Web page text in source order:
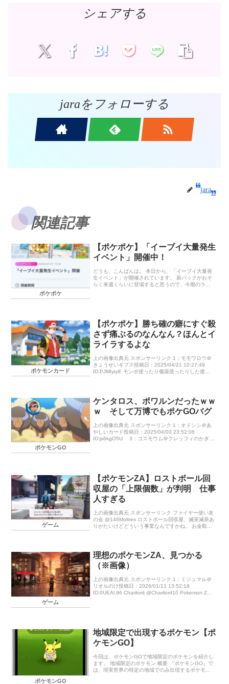
シェアする
jaraをフォローする
jara
関連記事
ポケポケ
【ポケポケ】「イーブイ大量発生
イベント」開催中！
どうも、こんばんは。 本日から、「イーブイ大量発
生イベント」が開催されています。 新パックがおそ
らく来週くらいに登場すると思うので、今期のラス
イ大量発生イベント 開催期間 2025年7月21日（月）
15：00～7月30日（水）14：59 登場するカード レ
アチャレンジ イーブイex（「イーブイガーデン」収
録） ニンフィアex（「イーブイガーデン」収録…
ポケモンカード
【ポケポケ】勝ち確の癖にすぐ殺
さず痛ぶるのなんなん？ほんとイ
ライラするよな
上の画像出典元 スポンサーリンク 1：モモワロウ＠
きょうせいギプス投稿日：2025/04/21 10:27:49
ID:PJMIytyE モンボ使ったり傷薬使ったりした後レ
ポケモンGO
ケンタロス、ポワルンだったｗｗ
ｗ そして万博でもポケGOバグ
上の画像出典元 スポンサーリンク 1：オドシシ＠あ
やしいカード投稿日：2025/04/03 23:52:06
ID:js6kgO5U ⠀ 3：コスモウム＠クレッフィのかぎ投
ゲーム
【ポケモンZA】ロストボール回
収屋の「上限個数」が判明 仕事
人すぎる
上の画像出典元 スポンサーリンク ファイヤー使い友
の会 @146Moltres ロストボール回収屋、滅茶滅茶あ
りがたいけどどういう事業なんですかね。 お金取ら
ゲーム
理想のポケモンZA、見つかる
（※画像）
上の画像出典元 スポンサーリンク 1：ミジュマル＠
リオルのけ投稿日：2026/01/11 13:52:18
ID:0UEAl.96 Charilord @Charilord10 Pokemon ZA
ポケモンGO
地域限定で出現するポケモン【ポ
ケモンGO】
今回は、ポケモンGOで地域限定のポケモンを紹介し
ます。 地域限定のポケモン 概要 『ポケモンGO』で
は、現実世界の特定の地域でのみ出現するポケモン